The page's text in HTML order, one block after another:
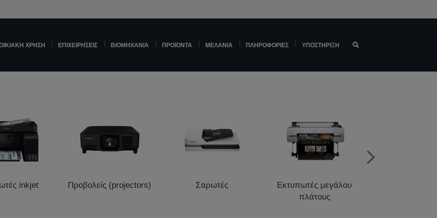
ΧΡΉΣΗ ΕΠΙΧΕΙΡΉΣΕΙΣ ΒΙΟΜΗΧΑΝΊΑ ΠΡΟΪΌΝΤΑ ΜΕΛΆΝΙΑ ΠΛΗΡΟΦΟΡΊΕΣ ΥΠΟΣΤΉΡΙΞΗ
inkjet Προβολείς (projectors) Σαρωτές
Εκτυπωτές μεγάλου
πλάτους